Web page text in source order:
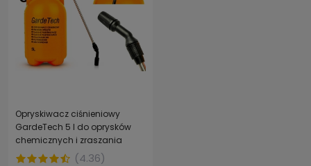
Opryskiwacz ciśnieniowy
GardeTech 5 l do oprysków
chemicznych i zraszania
roślin
(4.36)